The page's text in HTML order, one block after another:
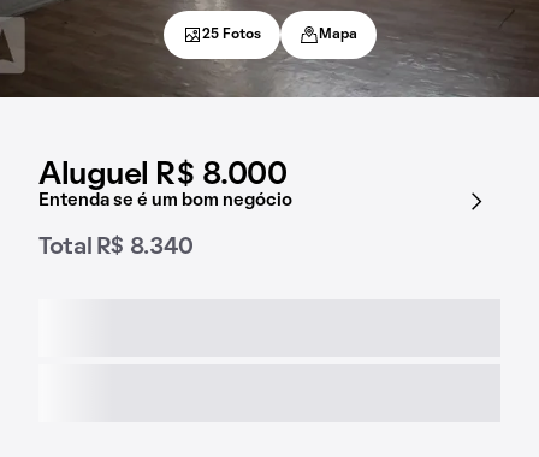
Aluguel R$ 8.000
Entenda se é um bom negócio
Total R$ 8.340
25 Fotos Mapa